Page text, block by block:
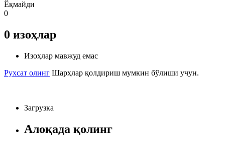
Ёқмайди
0
0 изоҳлар
Изоҳлар мавжуд емас
Рухсат олинг Шарҳлар қолдириш мумкин бўлиши учун.
Загрузка
Алоқада қолинг